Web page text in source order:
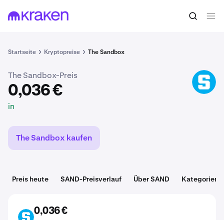
Startseite Kryptopreise The Sandbox
0,036 € SAND kaufen
The Sandbox-Preis
0,036 €
in
SAND
The Sandbox kaufen
Preis heute SAND-Preisverlauf Über SAND Kategorien
SAND
0,036 €